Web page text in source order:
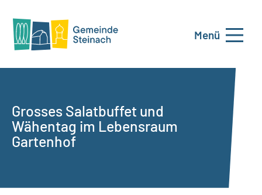
Menü
Grosses Salatbuffet und
Wähentag im Lebensraum
Gartenhof